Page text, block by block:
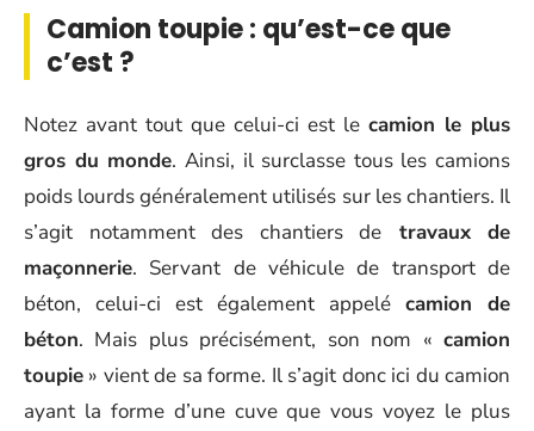
Camion toupie : qu’est-ce que
c’est ?
Notez avant tout que celui-ci est le camion le plus
gros du monde. Ainsi, il surclasse tous les camions
poids lourds généralement utilisés sur les chantiers. Il
s’agit notamment des chantiers de travaux de
maçonnerie. Servant de véhicule de transport de
béton, celui-ci est également appelé camion de
béton. Mais plus précisément, son nom « camion
toupie » vient de sa forme. Il s’agit donc ici du camion
ayant la forme d’une cuve que vous voyez le plus